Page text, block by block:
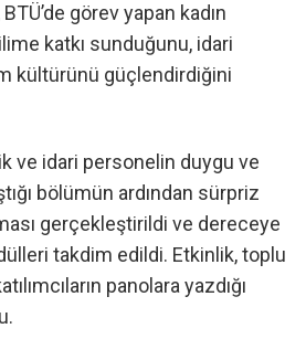
görev yapan kadın
katkı sunduğunu, idari
kültürünü güçlendirdiğini
ve idari personelin duygu ve
bölümün ardından sürpriz
gerçekleştirildi ve dereceye
takdim edildi. Etkinlik, toplu
panolara yazdığı